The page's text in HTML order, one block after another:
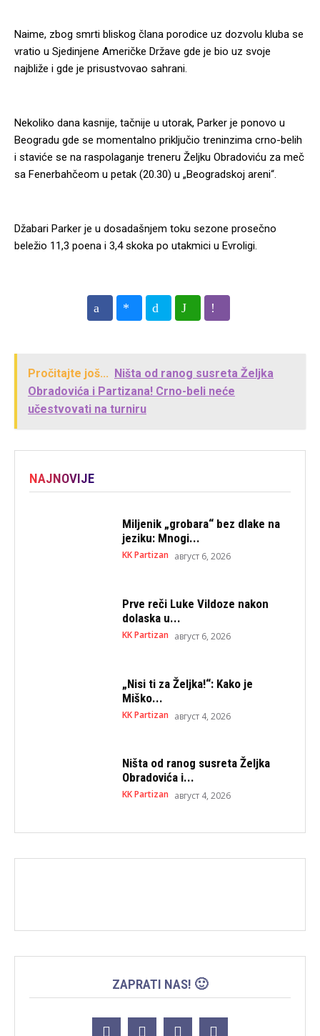
Naime, zbog smrti bliskog člana porodice uz dozvolu kluba se
vratio u Sjedinjene Američke Države gde je bio uz svoje
najbliže i gde je prisustvovao sahrani.
Nekoliko dana kasnije, tačnije u utorak, Parker je ponovo u
Beogradu gde se momentalno priključio treninzima crno-belih
i staviće se na raspolaganje treneru Željku Obradoviću za meč
sa Fenerbahčeom u petak (20.30) u „Beogradskoj areni“.
Džabari Parker je u dosadašnjem toku sezone prosečno
beležio 11,3 poena i 3,4 skoka po utakmici u Evroligi.
Pročitajte još... Ništa od ranog susreta Željka
Obradovića i Partizana! Crno-beli neće
učestvovati na turniru
NAJNOVIJE
Miljenik „grobara“ bez dlake na
jeziku: Mnogi...
KK Partizan август 6, 2026
Prve reči Luke Vildoze nakon
dolaska u...
KK Partizan август 6, 2026
„Nisi ti za Željka!“: Kako je
Miško...
KK Partizan август 4, 2026
Ništa od ranog susreta Željka
Obradovića i...
KK Partizan август 4, 2026
ZAPRATI NAS! 🙂